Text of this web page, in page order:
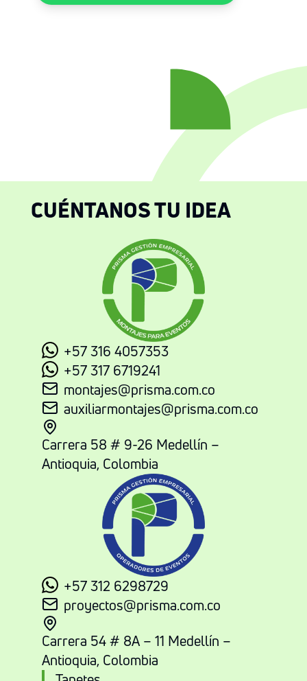
CUÉNTANOS TU IDEA
+57 316 4057353
+57 317 6719241
montajes@prisma.com.co
auxiliarmontajes@prisma.com.co
Carrera 58 # 9-26 Medellín –
Antioquia, Colombia
+57 312 6298729
proyectos@prisma.com.co
Carrera 54 # 8A – 11 Medellín –
Antioquia, Colombia